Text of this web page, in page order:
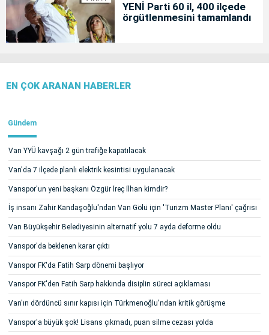
YENİ Parti 60 il, 400 ilçede
örgütlenmesini tamamlandı
EN ÇOK ARANAN HABERLER
Gündem
Van YYÜ kavşağı 2 gün trafiğe kapatılacak
Van'da 7 ilçede planlı elektrik kesintisi uygulanacak
Vanspor'un yeni başkanı Özgür İreç İlhan kimdir?
İş insanı Zahir Kandaşoğlu'ndan Van Gölü için 'Turizm Master Planı' çağrısı
Van Büyükşehir Belediyesinin alternatif yolu 7 ayda deforme oldu
Vanspor'da beklenen karar çıktı
Vanspor FK'da Fatih Sarp dönemi başlıyor
Vanspor FK'den Fatih Sarp hakkında disiplin süreci açıklaması
Van'ın dördüncü sınır kapısı için Türkmenoğlu'ndan kritik görüşme
Vanspor'a büyük şok! Lisans çıkmadı, puan silme cezası yolda